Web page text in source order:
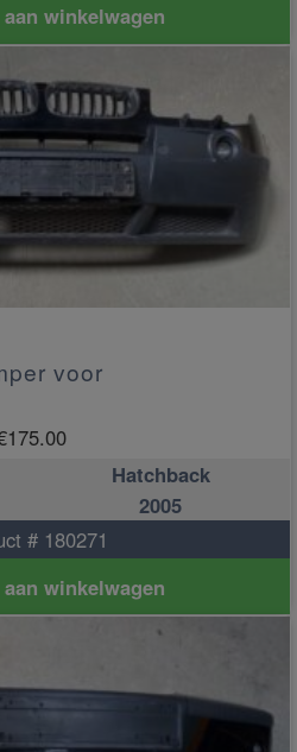
winkelwagen
voor
175.00
Hatchback
2005
# 180271
winkelwagen